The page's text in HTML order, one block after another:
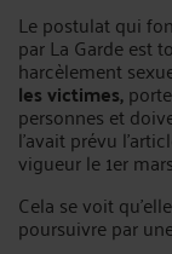
Le postulat qui
par La Garde est
harcèlement
les victimes,
personnes et
l'avait prévu
vigueur le 1er
Cela se voit
poursuivre par